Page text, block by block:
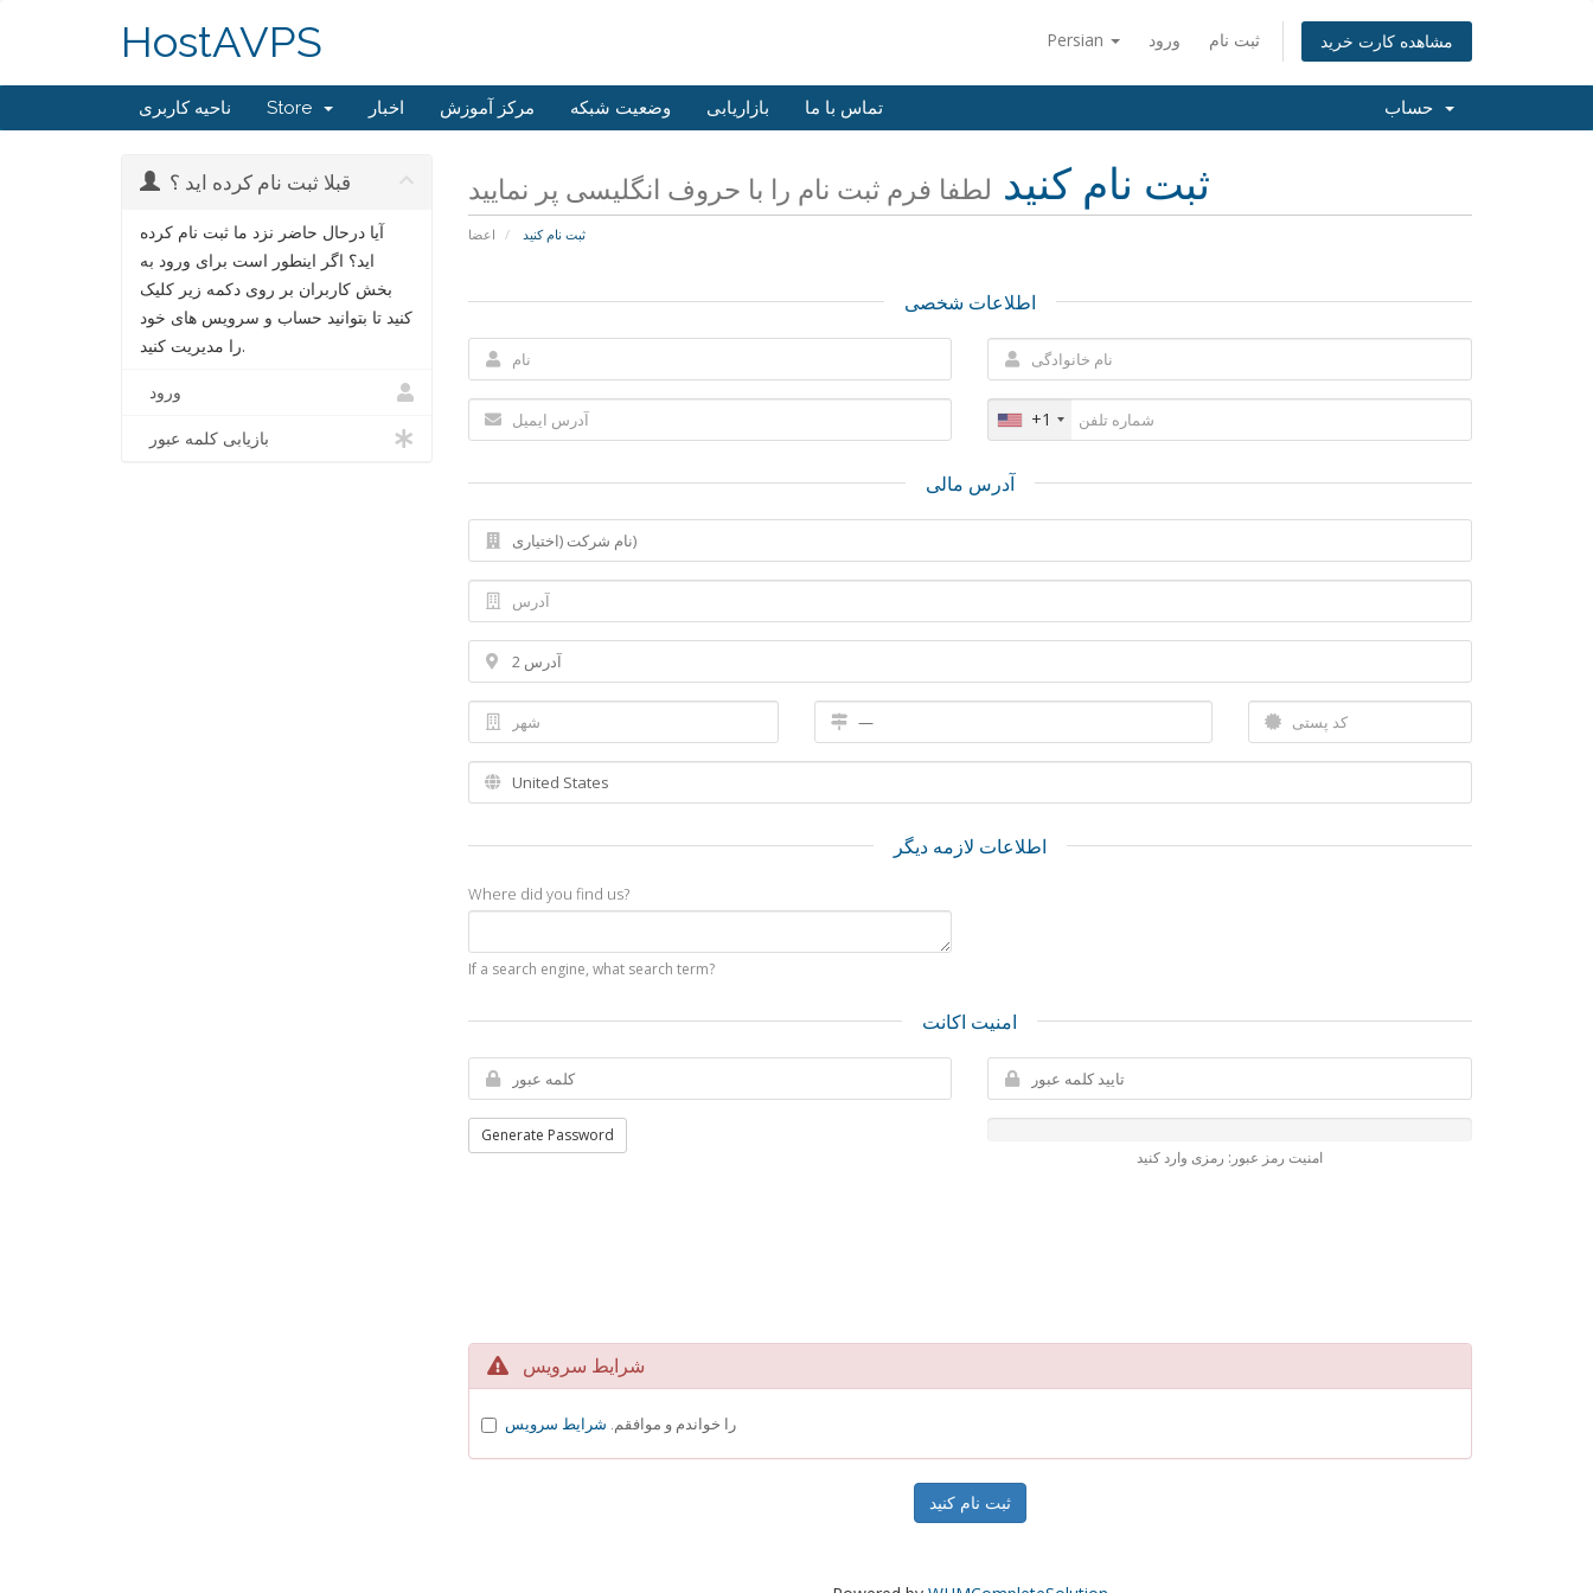
Persian ورود ثبت نام مشاهده کارت خرید HostAVPS
ناحیه کاربری Store اخبار مرکز آموزش وضعیت شبکه بازاریابی تماس با ما
ثبت نام کنید لطفا فرم ثبت نام را با حروف انگلیسی پر نمایید
اعضا ثبت نام کنید
قبلا ثبت نام کرده اید ؟
آیا درحال حاضر نزد ما ثبت نام کرده
اید؟ اگر اینطور است برای ورود به
بخش کاربران بر روی دکمه زیر کلیک
کنید تا بتوانید حساب و سرویس های خود
را مدیریت کنید.
ورود
بازیابی کلمه عبور
اطلاعات شخصی
+1
آدرس مالی
اطلاعات لازمه دیگر
Where did you find us?
If a search engine, what search term?
امنیت اکانت
Generate Password
امنیت رمز عبور: رمزی وارد کنید
شرایط سرویس
را خواندم و موافقم. شرایط سرویس